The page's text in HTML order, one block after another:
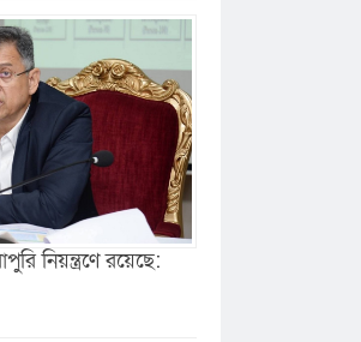
নিয়ন্ত্রণে রয়েছে: